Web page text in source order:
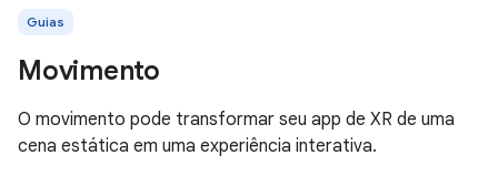
Guias
Movimento
O movimento pode transformar seu app de XR de uma
cena estática em uma experiência interativa.